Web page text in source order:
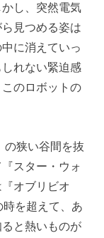
し、突然電気
見つめる姿は
に消えていっ
れない緊迫感
のロボットの
の狭い谷間を抜
スター・ウォ
オブリビオ
を超えて、あ
と熱いものが